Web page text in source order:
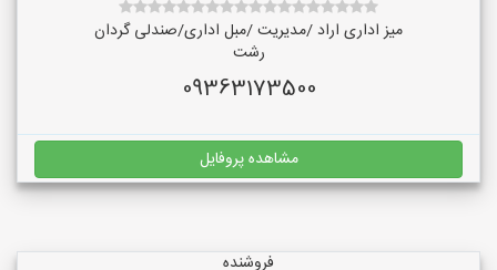
میز اداری اراد /مدیریت /مبل اداری/صندلی گردان
رشت
09363173500
مشاهده پروفایل
فروشنده